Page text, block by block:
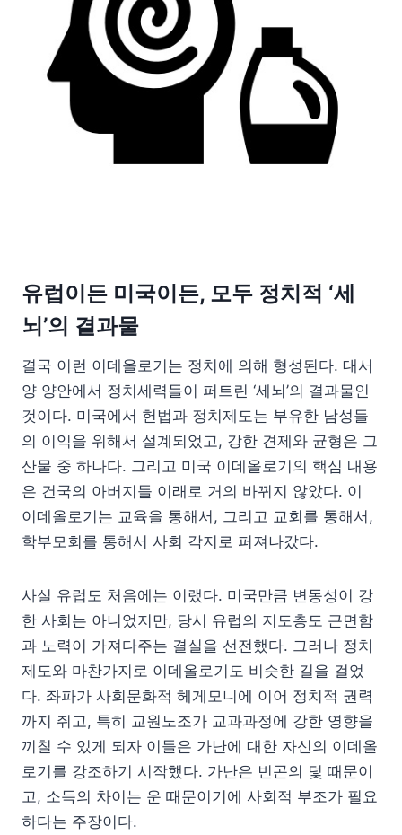
유럽이든 미국이든, 모두 정치적 ‘세
뇌’의 결과물
결국 이런 이데올로기는 정치에 의해 형성된다. 대서
양 양안에서 정치세력들이 퍼트린 ‘세뇌’의 결과물인
것이다. 미국에서 헌법과 정치제도는 부유한 남성들
의 이익을 위해서 설계되었고, 강한 견제와 균형은 그
산물 중 하나다. 그리고 미국 이데올로기의 핵심 내용
은 건국의 아버지들 이래로 거의 바뀌지 않았다. 이
이데올로기는 교육을 통해서, 그리고 교회를 통해서,
학부모회를 통해서 사회 각지로 퍼져나갔다.
사실 유럽도 처음에는 이랬다. 미국만큼 변동성이 강
한 사회는 아니었지만, 당시 유럽의 지도층도 근면함
과 노력이 가져다주는 결실을 선전했다. 그러나 정치
제도와 마찬가지로 이데올로기도 비슷한 길을 걸었
다. 좌파가 사회문화적 헤게모니에 이어 정치적 권력
까지 쥐고, 특히 교원노조가 교과과정에 강한 영향을
끼칠 수 있게 되자 이들은 가난에 대한 자신의 이데올
로기를 강조하기 시작했다. 가난은 빈곤의 덫 때문이
고, 소득의 차이는 운 때문이기에 사회적 부조가 필요
하다는 주장이다.